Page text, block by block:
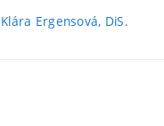
Ergensová, DiS.